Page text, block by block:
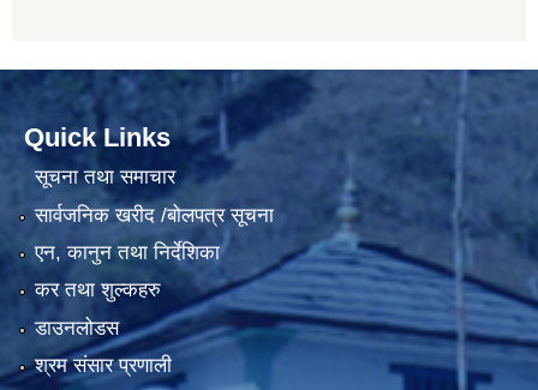
Quick Links
सूचना तथा समाचार
सार्वजनिक खरीद /बोलपत्र सूचना
एन, कानुन तथा निर्देशिका
कर तथा शुल्कहरु
डाउनलोडस
श्रम संसार प्रणाली